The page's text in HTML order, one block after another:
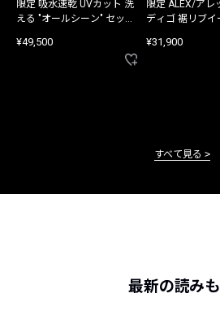
限定 吸水速乾 UVカット 洗
える "オールシーン" セット
¥49,500
限定 ALEX/アレ
ディゴ 裾リブイ
¥31,900
すべて見る
最新の読み